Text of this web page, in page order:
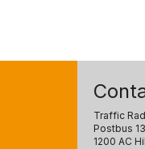
Traffic
Postbus
1200 AC